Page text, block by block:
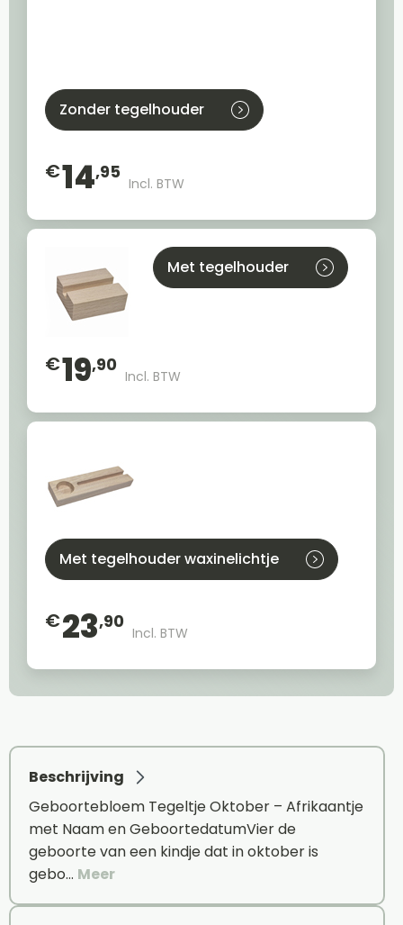
Zonder tegelhouder
€14,95
Incl. BTW
Met tegelhouder
€19,90
Incl. BTW
Met tegelhouder waxinelichtje
€23,90
Incl. BTW
Beschrijving
Geboortebloem Tegeltje Oktober – Afrikaantje
met Naam en GeboortedatumVier de
geboorte van een kindje dat in oktober is
gebo… Meer